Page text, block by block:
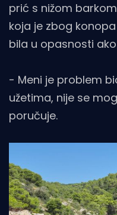
prić s nižom
koja je zbog
bila u opasnosti
- Meni je problem
užetima, nije se
poručuje.